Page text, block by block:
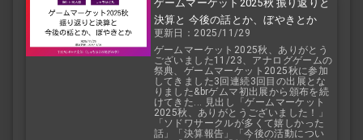
ゲームマーケット2025秋 振り返りと
決算と 今後の話とか、ぼやきとか
更新日：2025/11/29
ゲームマーケット2025秋、ありがとう
ございました11/23、アナログゲームの
祭典、ゲームマーケット2025秋に参加
してきました3回連続3回目の出展とな
りました&brゲムマ初出展から頒布を続
けてきた... 見出し「ゲームマーケット
2025秋、ありがとうございました！」
「ソドワサークルが多くて嬉しかった
話」「決算報告」「今後の活動につい